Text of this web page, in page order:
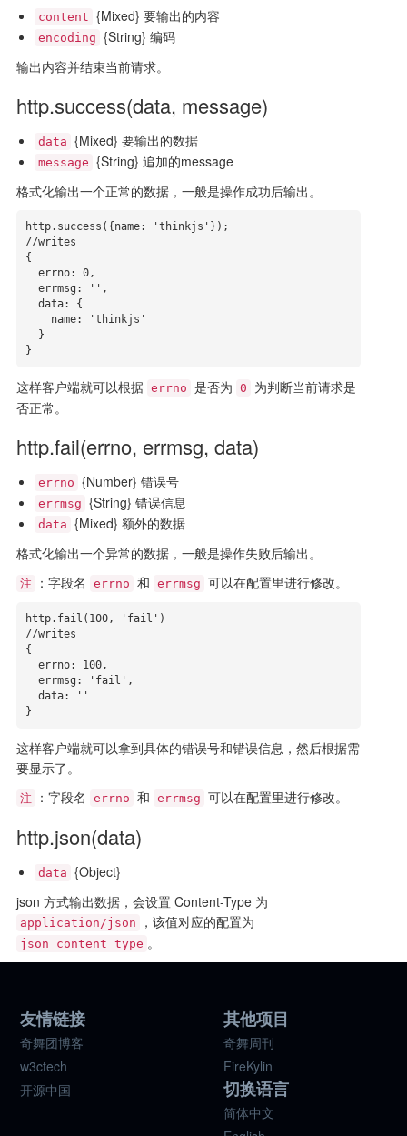
content {Mixed} 要输出的内容
encoding {String} 编码
输出内容并结束当前请求。
http.success(data, message)
data {Mixed} 要输出的数据
message {String} 追加的message
格式化输出一个正常的数据，一般是操作成功后输出。
http.success({name: 'thinkjs'});
//writes
{
}
这样客户端就可以根据 errno 是否为 0
为判断当前请求是
否正常。
http.fail(errno, errmsg, data)
errno {Number} 错误号
errmsg {String} 错误信息
data {Mixed} 额外的数据
格式化输出一个异常的数据，一般是操作失败后输出。
注 ：字段名 errno 和 errmsg 可以在配置里进行修改。
http.fail(100, 'fail')
//writes
{
}
这样客户端就可以拿到具体的错误号和错误信息，然后根据需
要显示了。
注 ：字段名 errno 和 errmsg 可以在配置里进行修改。
http.json(data)
data {Object}
json 方式输出数据，会设置 Content-Type 为
application/json ，该值对应的配置为
json_content_type 。
友情链接
奇舞团博客
w3ctech
开源中国
其他项目
奇舞周刊
FireKylin
切换语言
简体中文